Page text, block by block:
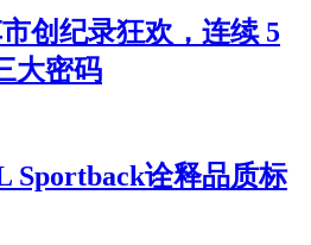
创纪录狂欢，连续 5
大密码
Sportback诠释品质标